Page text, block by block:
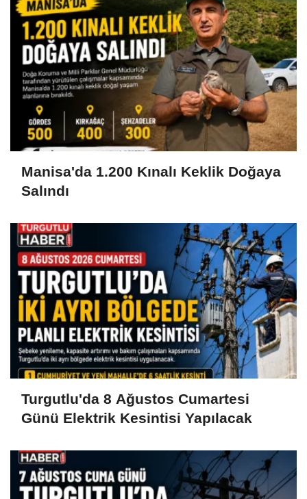
Manisa'da 1.200 Kınalı Keklik Doğaya
Salındı
Turgutlu'da 8 Ağustos Cumartesi
Günü Elektrik Kesintisi Yapılacak